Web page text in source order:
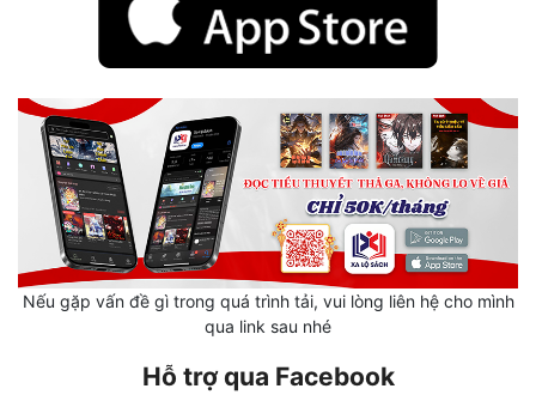
Lịch Sử
Mưu Mô
Mạt Thế
Mỹ Thực
Ngôn Tình
Nếu gặp vấn đề gì trong quá trình tải, vui lòng liên hệ cho mình
qua link sau nhé
Hỗ trợ qua Facebook